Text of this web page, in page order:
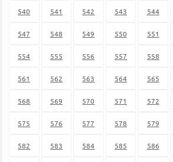
540 541 542 543 544
547 548 549 550 551
554 555 556 557 558
561 562 563 564 565
568 569 570 571 572
575 576 577 578 579
582 583 584 585 586